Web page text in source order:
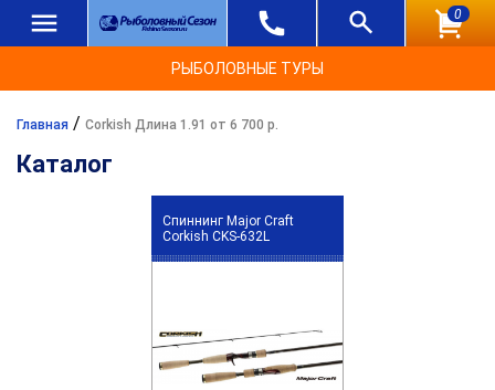
0
РЫБОЛОВНЫЕ ТУРЫ
Главная / Corkish Длина 1.91 от 6 700 р.
Каталог
Спиннинг Major Craft
Corkish CKS-632L